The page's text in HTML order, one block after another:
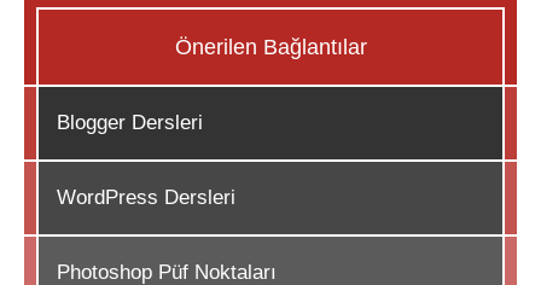
Önerilen Bağlantılar
Blogger Dersleri
WordPress Dersleri
Photoshop Püf Noktaları